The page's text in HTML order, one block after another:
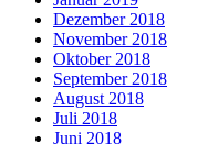
Dezember 2018
November 2018
Oktober 2018
September 2018
August 2018
Juli 2018
Juni 2018